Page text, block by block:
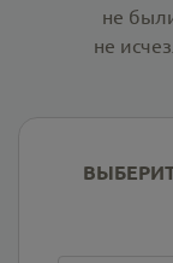
не
не